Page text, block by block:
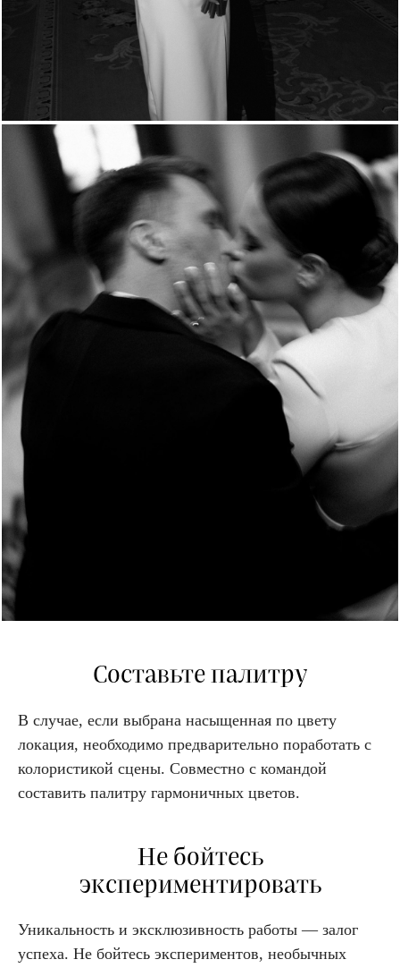
Составьте палитру
В случае, если выбрана насыщенная по цвету
локация, необходимо предварительно поработать с
колористикой сцены. Совместно с командой
составить палитру гармоничных цветов.
Не бойтесь
экспериментировать
Уникальность и эксклюзивность работы — залог
успеха. Не бойтесь экспериментов, необычных